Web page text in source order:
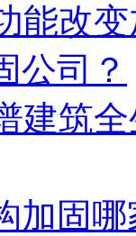
能改
公司？​
建筑
加固